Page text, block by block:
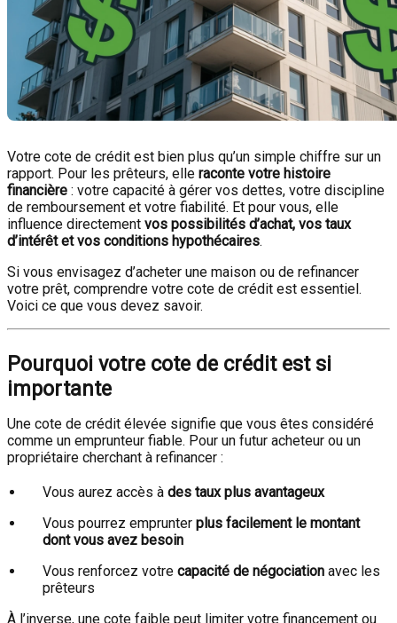
Votre cote de crédit est bien plus qu’un simple chiffre sur un
rapport. Pour les prêteurs, elle raconte votre histoire
financière : votre capacité à gérer vos dettes, votre discipline
de remboursement et votre fiabilité. Et pour vous, elle
influence directement vos possibilités d’achat, vos taux
d’intérêt et vos conditions hypothécaires.
Si vous envisagez d’acheter une maison ou de refinancer
votre prêt, comprendre votre cote de crédit est essentiel.
Voici ce que vous devez savoir.
Pourquoi votre cote de crédit est si
importante
Une cote de crédit élevée signifie que vous êtes considéré
comme un emprunteur fiable. Pour un futur acheteur ou un
propriétaire cherchant à refinancer :
Vous aurez accès à des taux plus avantageux
Vous pourrez emprunter plus facilement le montant
dont vous avez besoin
Vous renforcez votre capacité de négociation avec les
prêteurs
À l’inverse, une cote faible peut limiter votre financement ou